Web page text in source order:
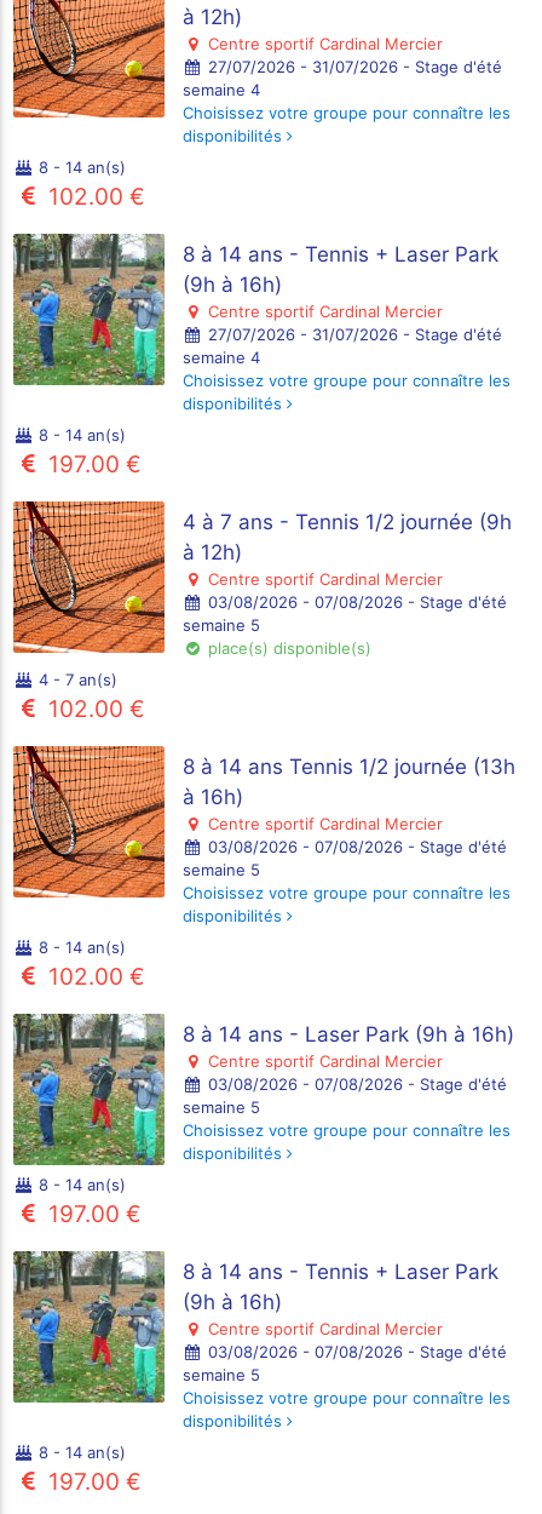
à 12h)
Centre sportif Cardinal Mercier
27/07/2026 - 31/07/2026 - Stage d'été
semaine 4
Choisissez votre groupe pour connaître les
disponibilités
8 - 14 an(s)
102.00 €
8 à 14 ans - Tennis + Laser Park
(9h à 16h)
Centre sportif Cardinal Mercier
27/07/2026 - 31/07/2026 - Stage d'été
semaine 4
Choisissez votre groupe pour connaître les
disponibilités
8 - 14 an(s)
197.00 €
4 à 7 ans - Tennis 1/2 journée (9h
à 12h)
Centre sportif Cardinal Mercier
03/08/2026 - 07/08/2026 - Stage d'été
semaine 5
place(s) disponible(s)
4 - 7 an(s)
102.00 €
8 à 14 ans Tennis 1/2 journée (13h
à 16h)
Centre sportif Cardinal Mercier
03/08/2026 - 07/08/2026 - Stage d'été
semaine 5
Choisissez votre groupe pour connaître les
disponibilités
8 - 14 an(s)
102.00 €
8 à 14 ans - Laser Park (9h à 16h)
Centre sportif Cardinal Mercier
03/08/2026 - 07/08/2026 - Stage d'été
semaine 5
Choisissez votre groupe pour connaître les
disponibilités
8 - 14 an(s)
197.00 €
8 à 14 ans - Tennis + Laser Park
(9h à 16h)
Centre sportif Cardinal Mercier
03/08/2026 - 07/08/2026 - Stage d'été
semaine 5
Choisissez votre groupe pour connaître les
disponibilités
8 - 14 an(s)
197.00 €